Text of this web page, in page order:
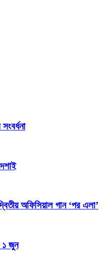
অফিসিয়াল গান ‘পর এলা’
১ জুন